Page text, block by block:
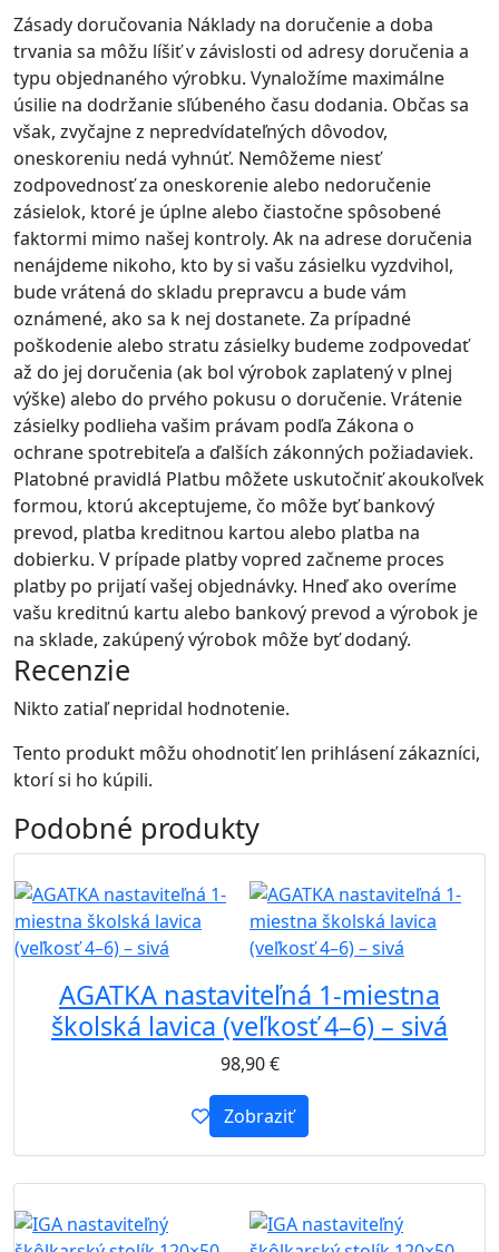
Zásady doručovania Náklady na doručenie a doba
trvania sa môžu líšiť v závislosti od adresy doručenia a
typu objednaného výrobku. Vynaložíme maximálne
úsilie na dodržanie sľúbeného času dodania. Občas sa
však, zvyčajne z nepredvídateľných dôvodov,
oneskoreniu nedá vyhnúť. Nemôžeme niesť
zodpovednosť za oneskorenie alebo nedoručenie
zásielok, ktoré je úplne alebo čiastočne spôsobené
faktormi mimo našej kontroly. Ak na adrese doručenia
nenájdeme nikoho, kto by si vašu zásielku vyzdvihol,
bude vrátená do skladu prepravcu a bude vám
oznámené, ako sa k nej dostanete. Za prípadné
poškodenie alebo stratu zásielky budeme zodpovedať
až do jej doručenia (ak bol výrobok zaplatený v plnej
výške) alebo do prvého pokusu o doručenie. Vrátenie
zásielky podlieha vašim právam podľa Zákona o
ochrane spotrebiteľa a ďalších zákonných požiadaviek.
Platobné pravidlá Platbu môžete uskutočniť akoukoľvek
formou, ktorú akceptujeme, čo môže byť bankový
prevod, platba kreditnou kartou alebo platba na
dobierku. V prípade platby vopred začneme proces
platby po prijatí vašej objednávky. Hneď ako overíme
vašu kreditnú kartu alebo bankový prevod a výrobok je
na sklade, zakúpený výrobok môže byť dodaný.
Recenzie
Nikto zatiaľ nepridal hodnotenie.
Tento produkt môžu ohodnotiť len prihlásení zákazníci,
ktorí si ho kúpili.
Podobné produkty
AGATKA nastaviteľná 1-miestna
školská lavica (veľkosť 4–6) – sivá
98,90€
Zobraziť